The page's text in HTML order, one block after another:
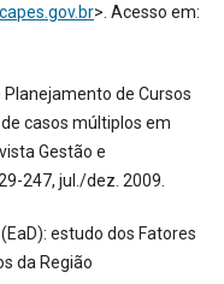
>. Acesso em:
Planejamento de Cursos
casos múltiplos em
Gestão e
247, jul./dez. 2009.
estudo dos Fatores
da Região